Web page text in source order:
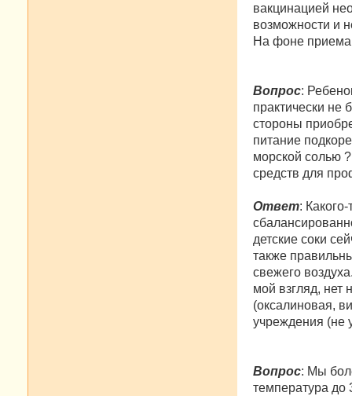
вакцинацией
возможности и
На фоне приема
Вопрос:
практически не
стороны
питание
морской солью
средств для
Ответ:
детские соки
также
свежего
мой взгляд, нет
(оксалиновая,
учреждения (не
Вопрос: Мы
температура до